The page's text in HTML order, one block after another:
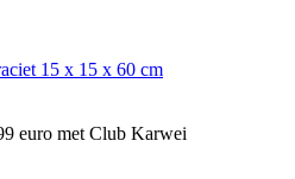
15 x 15 x 60 cm
euro met Club Karwei